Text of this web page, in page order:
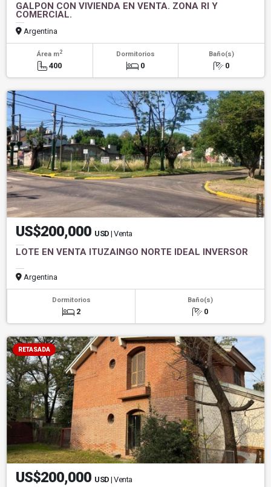
GALPON CON VIVIENDA EN VENTA. ZONA RI Y
COMERCIAL.
Argentina
Área m2
400
Dormitorios
0
Baño(s)
0
US$200,000 USD | Venta
LOTE EN VENTA ITUZAINGO NORTE IDEAL INVERSOR
Argentina
Dormitorios
2
Baño(s)
0
RETASADA
US$200,000 USD | Venta